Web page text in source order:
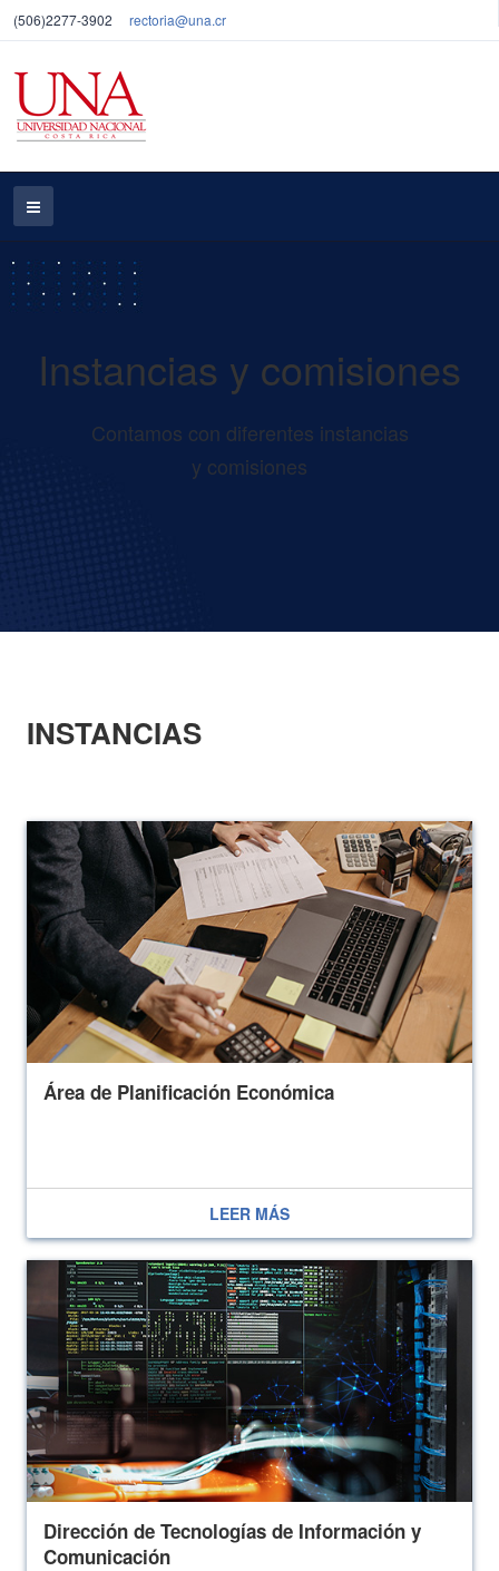
(506)2277-3902 rectoria@una.cr
Instancias y comisiones
Contamos con diferentes instancias
y comisiones
INSTANCIAS
Área de Planificación Económica
LEER MÁS
Dirección de Tecnologías de Información y
Comunicación